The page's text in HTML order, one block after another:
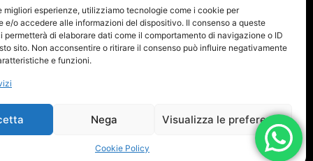
migliori esperienze, utilizziamo tecnologie come i cookie per
e/o accedere alle informazioni del dispositivo. Il consenso a queste
permetterà di elaborare dati come il comportamento di navigazione o ID
sito. Non acconsentire o ritirare il consenso può influire negativamente
e funzioni.
Nega Visualizza le preferenze
Cookie Policy
Chi Siamo
Spettacoli ed eventi
News
Privacy Policy
Cookie Policy
Seguici su: